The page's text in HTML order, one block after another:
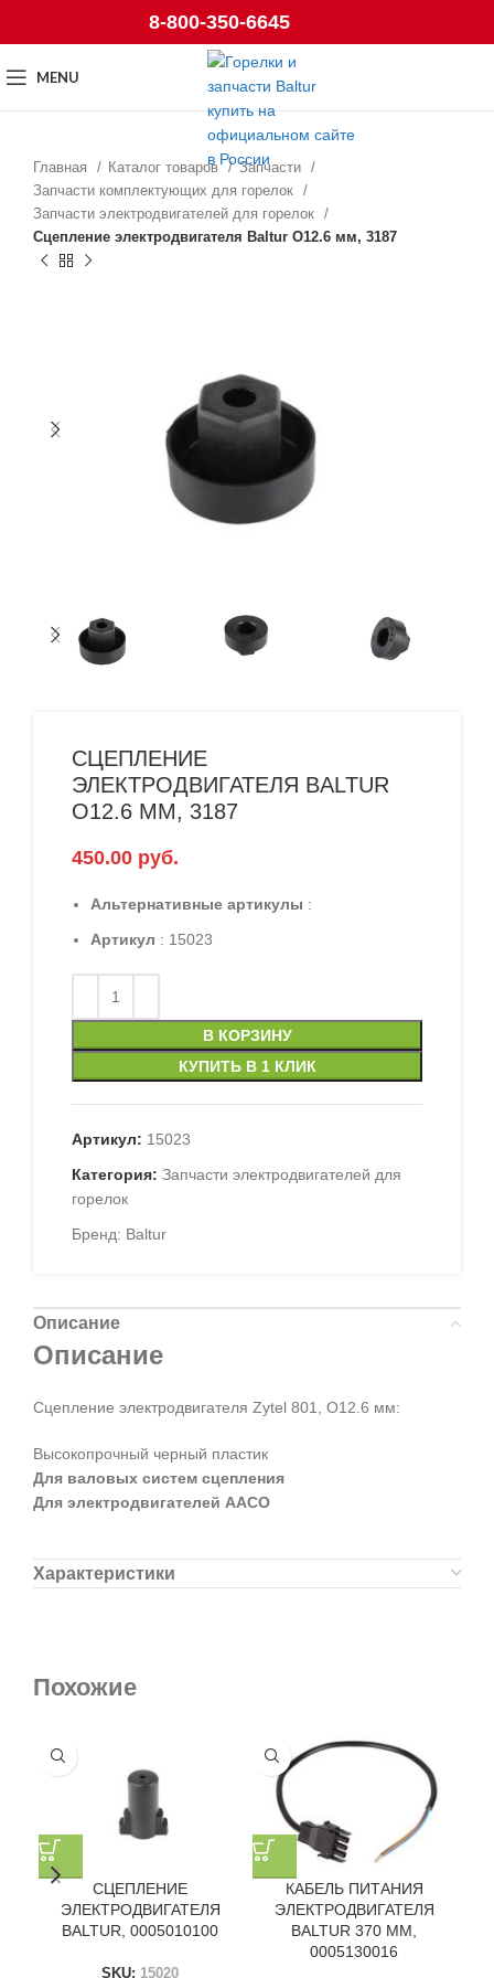
8-800-350-6645
MENU
Главная Каталог товаров
Запчасти
Запчасти комплектующих для горелок
Запчасти электродвигателей для горелок
Сцепление электродвигателя Baltur O12.6 мм, 3187
СЦЕПЛЕНИЕ
ЭЛЕКТРОДВИГАТЕЛЯ BALTUR
O12.6 ММ, 3187
450.00 руб.
Альтернативные артикулы :
Артикул : 15023
В КОРЗИНУ
КУПИТЬ В 1 КЛИК
Артикул: 15023
Категория: Запчасти электродвигателей для
горелок
Бренд: Baltur
Описание
Описание
Сцепление электродвигателя Zytel 801, O12.6 мм:
Высокопрочный черный пластик
Для валовых систем сцепления
Для электродвигателей AACO
Характеристики
Похожие
СЦЕПЛЕНИЕ
ЭЛЕКТРОДВИГАТЕЛЯ
BALTUR, 0005010100
SKU: 15020
КАБЕЛЬ ПИТАНИЯ
ЭЛЕКТРОДВИГАТЕЛЯ
BALTUR 370 ММ,
0005130016